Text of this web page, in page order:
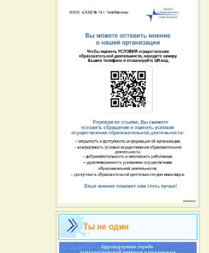
Ты не один